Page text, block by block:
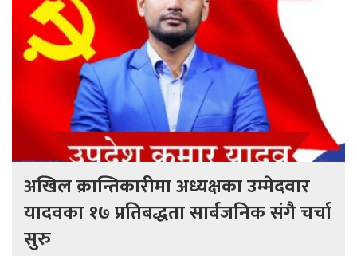
अखिल क्रान्तिकारीमा अध्यक्षका उम्मेदवार
यादवका १७ प्रतिबद्धता सार्बजनिक संगै चर्चा
सुरु